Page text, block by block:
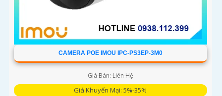
CAMERA POE IMOU IPC-PS3EP-3M0
Giá Bán: Liên Hệ
Giá Khuyến Mại: 5%-35%